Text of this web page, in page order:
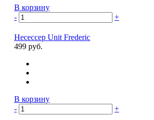
В корзину
-
+
Несессер Unit Frederic
499 руб.
В корзину
-
+